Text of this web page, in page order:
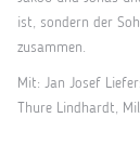
ist, sondern der
zusammen.
Mit: Jan Josef
Thure Lindhardt,